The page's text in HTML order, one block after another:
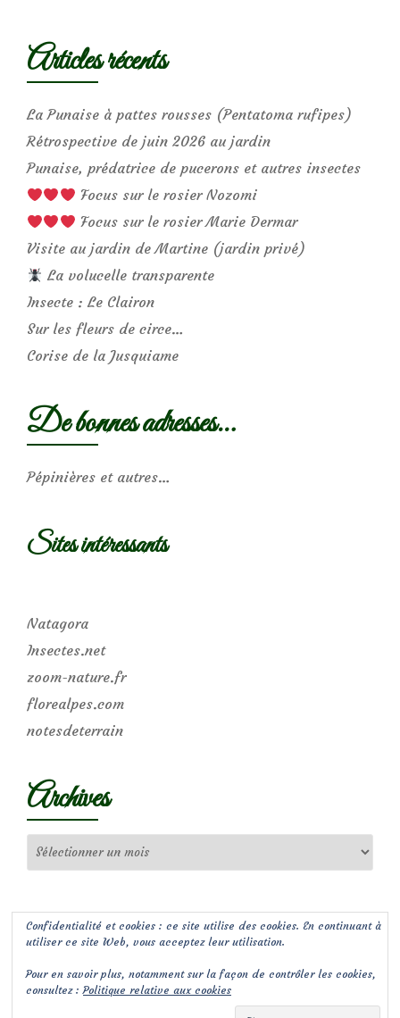
Articles récents
La Punaise à pattes rousses (Pentatoma rufipes)
Rétrospective de juin 2026 au jardin
Punaise, prédatrice de pucerons et autres insectes
Focus sur le rosier Nozomi
Focus sur le rosier Marie Dermar
Visite au jardin de Martine (jardin privé)
La volucelle transparente
Insecte : Le Clairon
Sur les fleurs de circe…
Corise de la Jusquiame
De bonnes adresses…
Pépinières et autres…
Sites intéressants
Natagora
Insectes.net
zoom-nature.fr
florealpes.com
notesdeterrain
Archives
Confidentialité et cookies : ce site utilise des cookies. En continuant à
utiliser ce site Web, vous acceptez leur utilisation.
Pour en savoir plus, notamment sur la façon de contrôler les cookies,
consultez :Politique relative aux cookies